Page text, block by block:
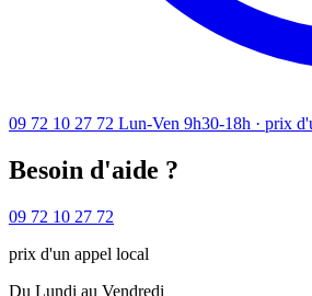
09 72 10 27 72 Lun-Ven 9h30-18h · prix
Besoin d'aide ?
09 72 10 27 72
prix d'un appel local
Du Lundi au Vendredi